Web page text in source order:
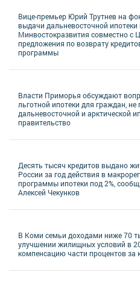
Вице-премьер Юрий Трутнев на
выдачи дальневосточной
Минвостокразвития совместно
предложения по возврату
программы
Власти Приморья обсуждают
льготной ипотеки для граждан,
дальневосточной и арктической
правительство
Десять тысяч кредитов выдано
России за год действия в
программы ипотеки под 2%,
Алексей Чекунков
В Коми семьи доходами ниже 70
улучшении жилищных условий в
компенсацию части процентов за